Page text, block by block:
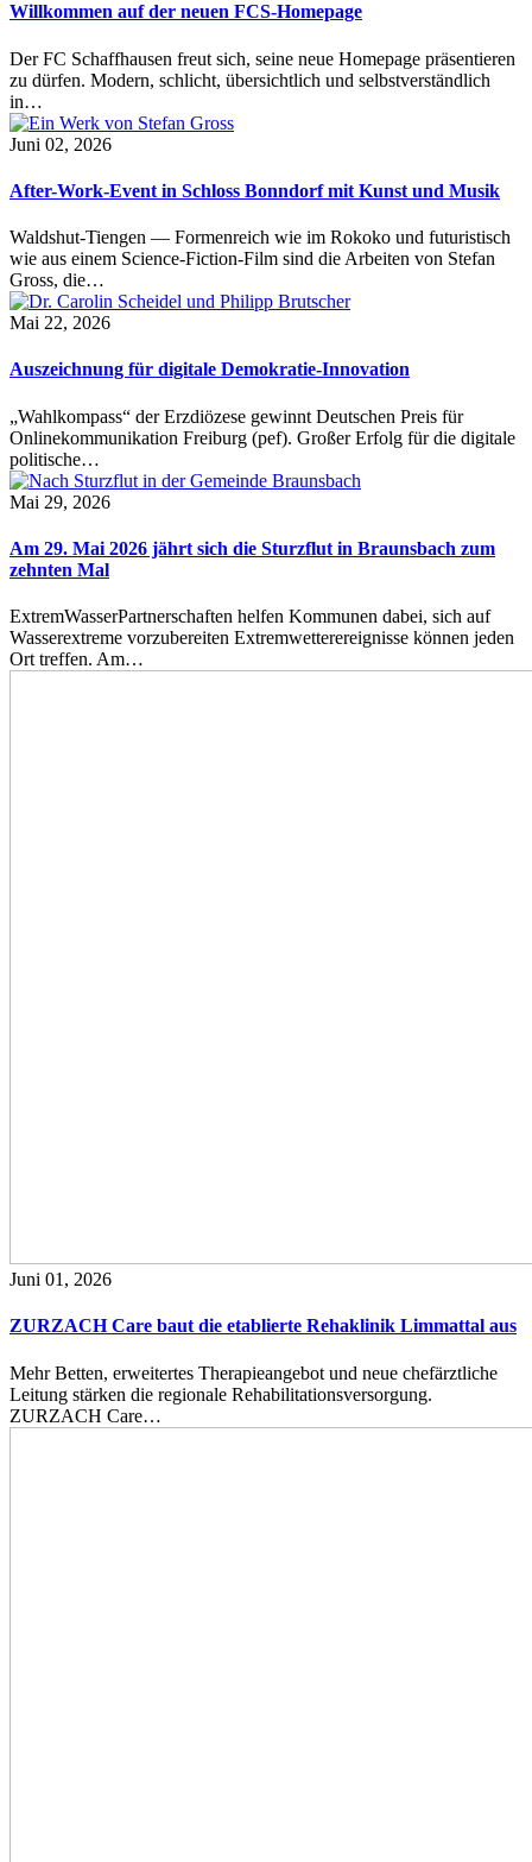
Willkommen auf der neuen FCS-Homepage
Der FC Schaffhausen freut sich, seine neue Homepage präsentieren
zu dürfen. Modern, schlicht, übersichtlich und selbstverständlich
in…
Juni 02, 2026
After-Work-Event in Schloss Bonndorf mit Kunst und Musik
Waldshut-Tiengen — Formenreich wie im Rokoko und futuristisch
wie aus einem Science-Fiction-Film sind die Arbeiten von Stefan
Gross, die…
Mai 22, 2026
Auszeichnung für digitale Demokratie-Innovation
„Wahlkompass“ der Erzdiözese gewinnt Deutschen Preis für
Onlinekommunikation Freiburg (pef). Großer Erfolg für die digitale
politische…
Mai 29, 2026
Am 29. Mai 2026 jährt sich die Sturzflut in Braunsbach zum
zehnten Mal
ExtremWasserPartnerschaften helfen Kommunen dabei, sich auf
Wasserextreme vorzubereiten Extremwetterereignisse können jeden
Ort treffen. Am…
Juni 01, 2026
ZURZACH Care baut die etablierte Rehaklinik Limmattal aus
Mehr Betten, erweitertes Therapieangebot und neue chefärztliche
Leitung stärken die regionale Rehabilitationsversorgung.
ZURZACH Care…